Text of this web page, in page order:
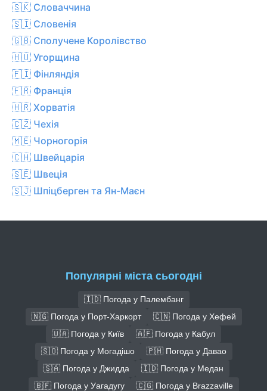
🇸🇰 Словаччина
🇸🇮 Словенія
🇬🇧 Сполучене Королівство
🇭🇺 Угорщина
🇫🇮 Фінляндія
🇫🇷 Франція
🇭🇷 Хорватія
🇨🇿 Чехiя
🇲🇪 Чорногорія
🇨🇭 Швейцарія
🇸🇪 Швеція
🇸🇯 Шпіцберген та Ян-Маєн
Популярні міста сьогодні
🇮🇩 Погода у Палембанг
🇳🇬 Погода у Порт-Харкорт
🇨🇳 Погода у Хефей
🇺🇦 Погода у Київ
🇦🇫 Погода у Кабул
🇸🇴 Погода у Могадішо
🇵🇭 Погода у Давао
🇸🇦 Погода у Джидда
🇮🇩 Погода у Медан
🇧🇫 Погода у Уагадугу
🇨🇬 Погода у Brazzaville